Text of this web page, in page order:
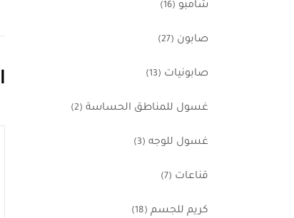
شامبو (16)
صابون (27)
صابونيات (13)
غسول للمناطق الحساسة (2)
غسول للوجه (3)
قناعات (7)
كريم للجسم (18)